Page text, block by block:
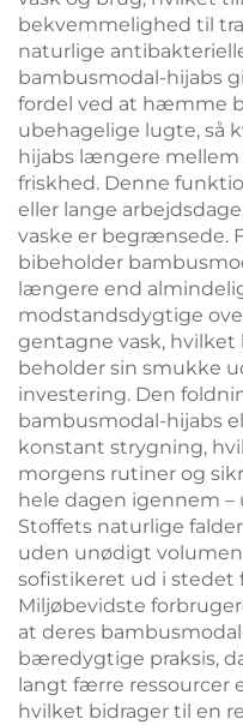
bekvemmelighed til
naturlige
bambusmodal-hijabs
fordel ved at hæmme
ubehagelige lugte, så
hijabs længere
friskhed. Denne
eller lange
vaske er begrænsede.
bibeholder
længere end
modstandsdygtige
gentagne vask,
beholder sin smukke
investering. Den
bambusmodal-hijabs
konstant strygning,
morgens rutiner og
hele dagen igennem
Stoffets naturlige
uden unødigt
sofistikeret ud i stedet
Miljøbevidste
at deres
bæredygtige praksis,
langt færre ressourcer
hvilket bidrager til en